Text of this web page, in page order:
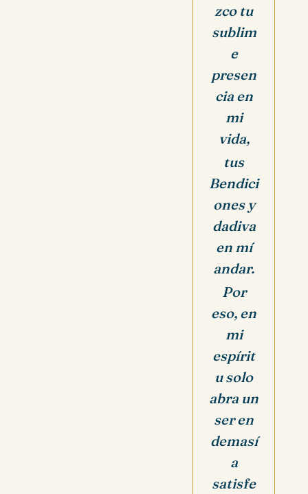
zco tu
sublim
e
presen
cia en
mi
vida,
tus
Bendici
ones y
dadiva
en mí
andar.
Por
eso, en
mi
espírit
u solo
abra un
ser en
demasí
a
satisfe